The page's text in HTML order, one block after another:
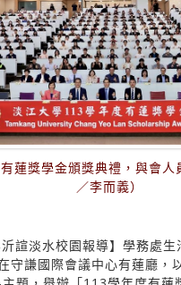
蓮獎學金頒獎典禮，與會人
／李而義）
沂諠淡水校園報導】學務處
守謙國際會議中心有蓮廳，